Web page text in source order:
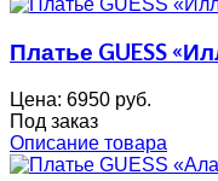
Платье GUESS
Цена: 6950 руб.
Под заказ
Описание товара